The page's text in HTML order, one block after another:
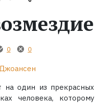
0 0
на один из прекрасных
человека, которому